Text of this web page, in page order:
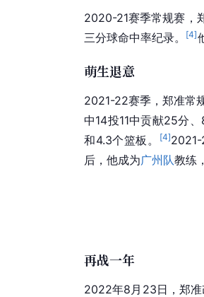
2020-21赛季常规赛
三分球命中率纪录。
[4]
萌生退意
2021-22赛季，郑准常
中14投11中贡献25分
和4.3个篮板。
[4]
后，他成为广州队教练